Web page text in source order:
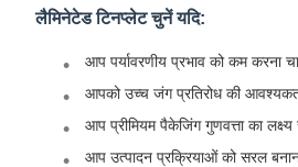
लैमिनेटेड टिनप्लेट चुनें यदि:
आप पर्यावरणीय प्रभाव को कम करना
आपको उच्च जंग प्रतिरोध की
आप प्रीमियम पैकेजिंग गुणवत्ता का
आप उत्पादन प्रक्रियाओं को सरल